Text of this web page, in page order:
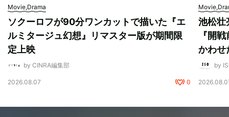
Movie,Drama
ソクーロフが90分ワンカットで描いた『エ
ルミタージュ幻想』リマスター版が期間限
定上映
by CINRA編集部
2026.08.07 0
池松壮
『開
かわせ
by